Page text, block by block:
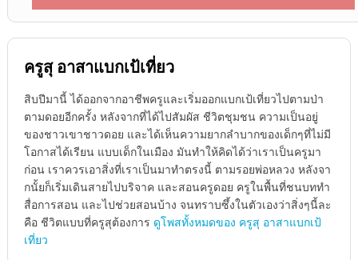
ครูสุ อาสาแบกเป้เที่ยว
สิบปีมานี้ ได้ออกจากอาชีพครูและเริ่มออกแบกเป้เที่ยวไปตามป่า
ตามดอยอีกครั้ง หลังจากที่ได้ไปสัมผัส ชีวิตชุมชน ความเป็นอยู่
ของชาวเขาชาวดอย และได้เห็นความยากลำบากของเด็กๆที่ไม่มี
โอกาสได้เรียน แบบเด็กในเมือง มันทำให้คิดได้ว่าเราเป็นครูมา
ก่อน เราควรเอาสิ่งที่เราเป็นมาทำตรงนี้ ตามรอยพ่อหลวง หลังจา
กนั้ยก็เริ่มเดินสายไปบริจาค และสอนครูดอย ครูในพื้นที่ชนบททำ
สื่อการสอน และไปช่วยสอนบ้าง จนทราบซึ้งในตัวเองว่าสิ่งๆนี้ละ
คือ ชีวิตแบบที่ครูสุต้องการ ดูโพสทั้งหมดของ ครูสุ อาสาแบกเป้
เที่ยว